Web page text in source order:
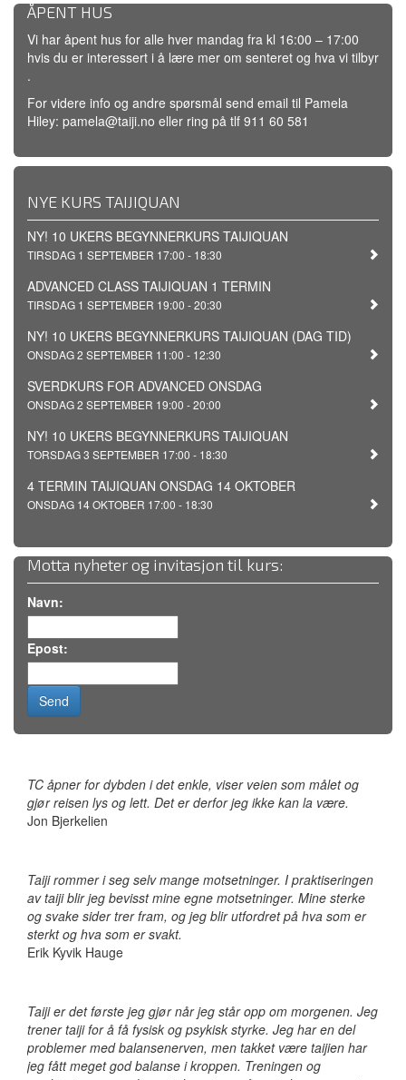
ÅPENT HUS
Vi har åpent hus for alle hver mandag fra kl 16:00 – 17:00
hvis du er interessert i å lære mer om senteret og hva vi tilbyr
.
For videre info og andre spørsmål send email til Pamela
Hiley: pamela@taiji.no eller ring på tlf 911 60 581
NYE KURS TAIJIQUAN
NY! 10 UKERS BEGYNNERKURS TAIJIQUAN
TIRSDAG 1 SEPTEMBER 17:00 - 18:30
ADVANCED CLASS TAIJIQUAN 1 TERMIN
TIRSDAG 1 SEPTEMBER 19:00 - 20:30
NY! 10 UKERS BEGYNNERKURS TAIJIQUAN (DAG TID)
ONSDAG 2 SEPTEMBER 11:00 - 12:30
SVERDKURS FOR ADVANCED ONSDAG
ONSDAG 2 SEPTEMBER 19:00 - 20:00
NY! 10 UKERS BEGYNNERKURS TAIJIQUAN
TORSDAG 3 SEPTEMBER 17:00 - 18:30
4 TERMIN TAIJIQUAN ONSDAG 14 OKTOBER
ONSDAG 14 OKTOBER 17:00 - 18:30
Motta nyheter og invitasjon til kurs:
Navn:
Epost:
TC åpner for dybden i det enkle, viser veien som målet og
gjør reisen lys og lett. Det er derfor jeg ikke kan la være.
Jon Bjerkelien
Taiji rommer i seg selv mange motsetninger. I praktiseringen
av taiji blir jeg bevisst mine egne motsetninger. Mine sterke
og svake sider trer fram, og jeg blir utfordret på hva som er
sterkt og hva som er svakt.
Erik Kyvik Hauge
Taiji er det første jeg gjør når jeg står opp om morgenen. Jeg
trener taiji for å få fysisk og psykisk styrke. Jeg har en del
problemer med balansenerven, men takket være taijien har
jeg fått meget god balanse i kroppen. Treningen og